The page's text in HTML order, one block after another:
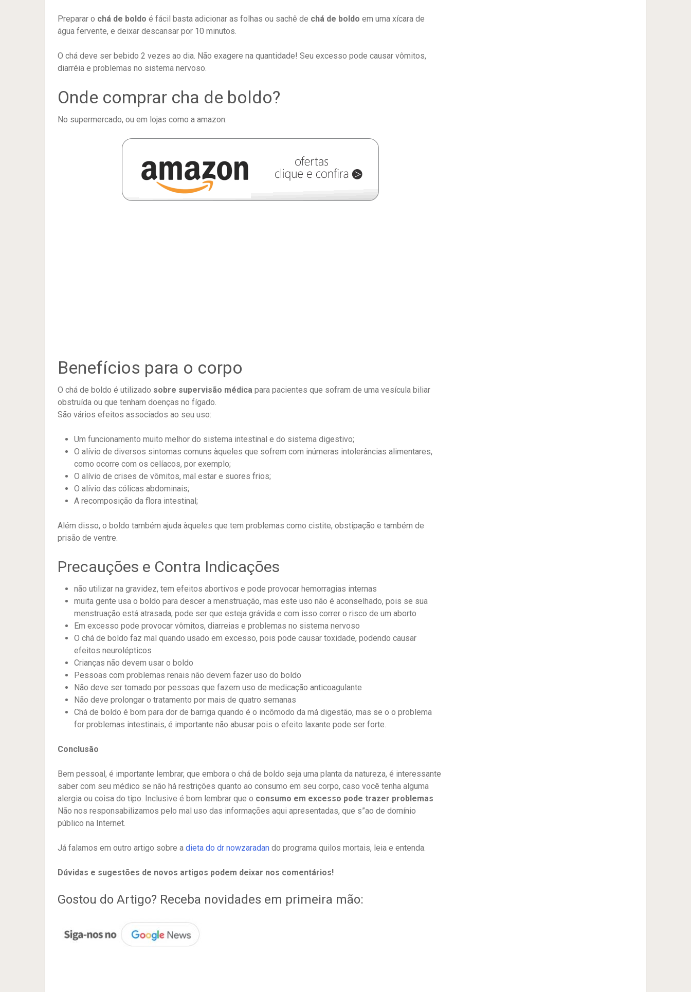
Preparar o chá de boldo é fácil basta adicionar as folhas ou sachê de chá de boldo em uma xícara de
água fervente, e deixar descansar por 10 minutos.
O chá deve ser bebido 2 vezes ao dia. Não exagere na quantidade! Seu excesso pode causar vômitos,
diarréia e problemas no sistema nervoso.
Onde comprar cha de boldo?
No supermercado, ou em lojas como a amazon:
Benefícios para o corpo
O chá de boldo é utilizado sobre supervisão médica para pacientes que sofram de uma vesícula biliar
obstruída ou que tenham doenças no fígado.
São vários efeitos associados ao seu uso:
Um funcionamento muito melhor do sistema intestinal e do sistema digestivo;
O alívio de diversos sintomas comuns àqueles que sofrem com inúmeras intolerâncias alimentares,
como ocorre com os celíacos, por exemplo;
O alívio de crises de vômitos, mal estar e suores frios;
O alívio das cólicas abdominais;
A recomposição da flora intestinal;
Além disso, o boldo também ajuda àqueles que tem problemas como cistite, obstipação e também de
prisão de ventre.
Precauções e Contra Indicações
não utilizar na gravidez, tem efeitos abortivos e pode provocar hemorragias internas
muita gente usa o boldo para descer a menstruação, mas este uso não é aconselhado, pois se sua
menstruação está atrasada, pode ser que esteja grávida e com isso correr o risco de um aborto
Em excesso pode provocar vômitos, diarreias e problemas no sistema nervoso
O chá de boldo faz mal quando usado em excesso, pois pode causar toxidade, podendo causar
efeitos neurolépticos
Crianças não devem usar o boldo
Pessoas com problemas renais não devem fazer uso do boldo
Não deve ser tomado por pessoas que fazem uso de medicação anticoagulante
Não deve prolongar o tratamento por mais de quatro semanas
Chá de boldo é bom para dor de barriga quando é o incômodo da má digestão, mas se o o problema
for problemas intestinais, é importante não abusar pois o efeito laxante pode ser forte.
Conclusão
Bem pessoal, é importante lembrar, que embora o chá de boldo seja uma planta da natureza, é interessante
saber com seu médico se não há restrições quanto ao consumo em seu corpo, caso você tenha alguma
alergia ou coisa do tipo. Inclusive é bom lembrar que o consumo em excesso pode trazer problemas
Não nos responsabilizamos pelo mal uso das informações aqui apresentadas, que s”ao de domínio
público na Internet.
Já falamos em outro artigo sobre a dieta do dr nowzaradan do programa quilos mortais, leia e entenda.
Dúvidas e sugestões de novos artigos podem deixar nos comentários!
Gostou do Artigo? Receba novidades em primeira mão: